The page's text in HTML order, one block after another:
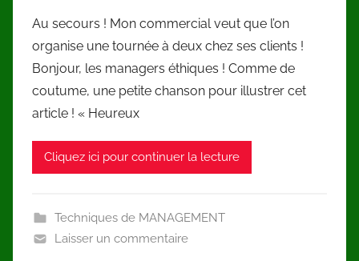
Au secours ! Mon commercial veut que l’on
organise une tournée à deux chez ses clients !
Bonjour, les managers éthiques ! Comme de
coutume, une petite chanson pour illustrer cet
article ! « Heureux
Cliquez ici pour continuer la lecture
Techniques de MANAGEMENT
Laisser un commentaire